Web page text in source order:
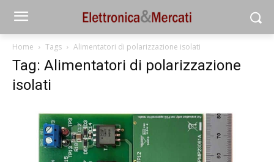
Home Tags Alimentatori di polarizzazione isolati
Tag: Alimentatori di polarizzazione
isolati